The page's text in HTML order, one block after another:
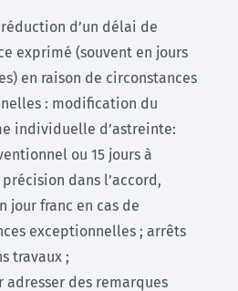
d’un délai de
exprimé (souvent en jours
en raison de circonstances
: modification du
individuelle d’astreinte:
ou 15 jours à
dans l’accord,
jour franc en cas de
exceptionnelles ; arrêts
travaux ;
adresser des remarques